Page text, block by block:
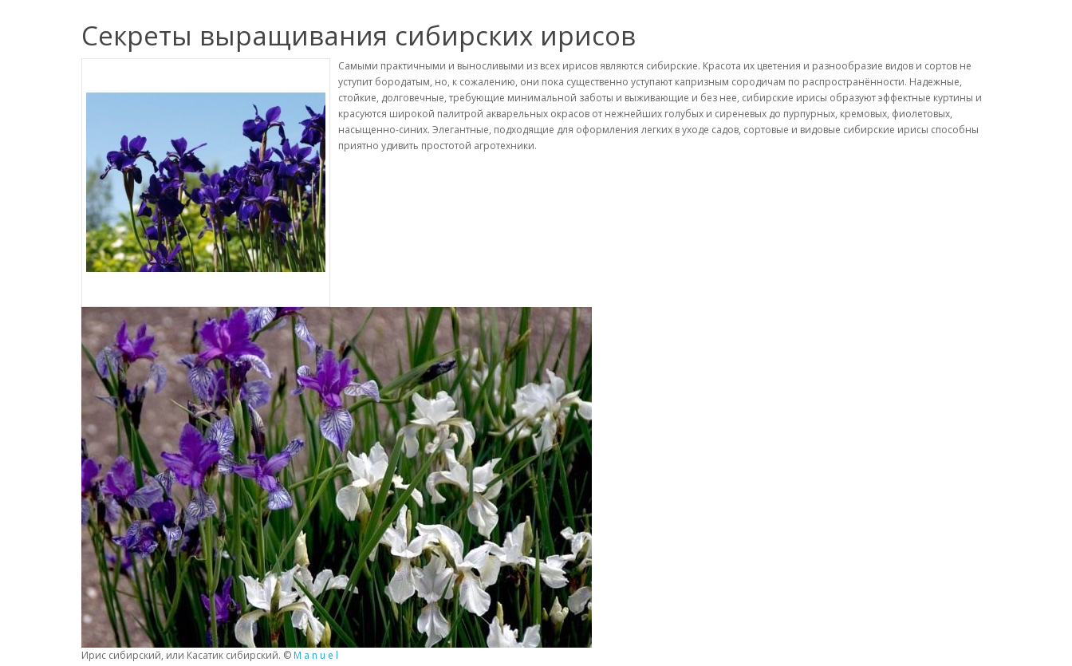
Секреты выращивания сибирских ирисов
Самыми практичными и выносливыми из всех ирисов являются сибирские. Красота их цветения и разнообразие видов и сортов не
уступит бородатым, но, к сожалению, они пока существенно уступают капризным сородичам по распространённости. Надежные,
стойкие, долговечные, требующие минимальной заботы и выживающие и без нее, сибирские ирисы образуют эффектные куртины и
красуются широкой палитрой акварельных окрасов от нежнейших голубых и сиреневых до пурпурных, кремовых, фиолетовых,
насыщенно-синих. Элегантные, подходящие для оформления легких в уходе садов, сортовые и видовые сибирские ирисы способны
приятно удивить простотой агротехники.
Ирис сибирский, или Касатик сибирский. © M a n u e l